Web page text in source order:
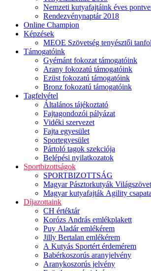
Nemzeti kutyafajtáink éves
Rendezvénynaptár 2018
Online Champion
Képzések
MEOE Szövetség tenyésztői
Támogatóink
Gyémánt fokozat támogatóink
Arany fokozatú támogatóink
Ezüst fokozatú támogatóink
Bronz fokozatú támogatóink
Tagfelvétel
Általános tájékoztató
Fajtagondozói pályázat
Vidéki szervezet
Fajta egyesület
Sportegyesület
Pártoló tagok szekciója
Belépési nyilatkozatok
Sportbizottságok
SPORTBIZOTTSÁG
Magyar Pásztorkutyák
Magyar kutyafajták Agility csapata
Díjazottaink
CH értéktár
Korózs András emlékplakett
Puy Aladár emlékérem
Jilly Bertalan emlékérem
A Kutyás Sportért érdemérem
Babérkoszorús aranyjelvény
Aranykoszorús jelvény